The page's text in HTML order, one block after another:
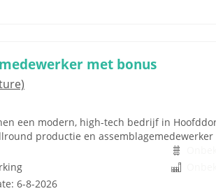
met bonus
een modern, high-tech bedrijf in
productie en
6-8-2026